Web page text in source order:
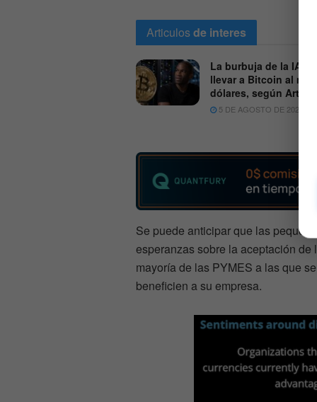
Articulosde interes
La burbuja de la IA
llevar a Bitcoin al
dólares, según Arthur
5 DE AGOSTO DE 2026
Se puede anticipar que las
esperanzas sobre la aceptación
mayoría de las PYMES a las que
beneficien a su empresa.